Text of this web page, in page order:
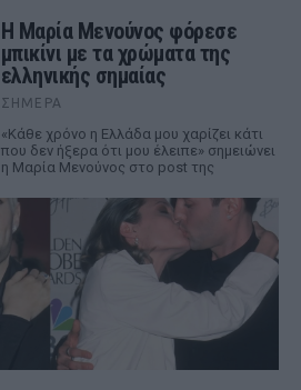
Η Μαρία Μενούνος φόρεσε
μπικίνι με τα χρώματα της
ελληνικής σημαίας
ΣΉΜΕΡΑ
«Κάθε χρόνο η Ελλάδα μου χαρίζει κάτι
που δεν ήξερα ότι μου έλειπε» σημειώνει
η Μαρία Μενούνος στο post της